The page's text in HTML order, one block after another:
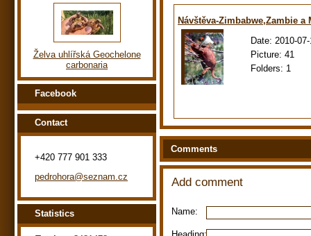
Návštěva-Zimbabwe,Zambie a
Date: 2010-
Picture: 41
Folders: 1
Comments
Add comment
Name:
Želva uhlířská Geochelone
carbonaria
Facebook
Contact
+420 777 901 333
pedrohora@seznam.cz
Statistics